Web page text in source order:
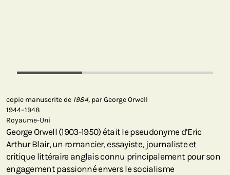
copie manuscrite de 1984, par George Orwell
1944–1948
Royaume-Uni
George Orwell (1903-1950) était le pseudonyme d’Eric
Arthur Blair, un romancier, essayiste, journaliste et
critique littéraire anglais connu principalement pour son
engagement passionné envers le socialisme